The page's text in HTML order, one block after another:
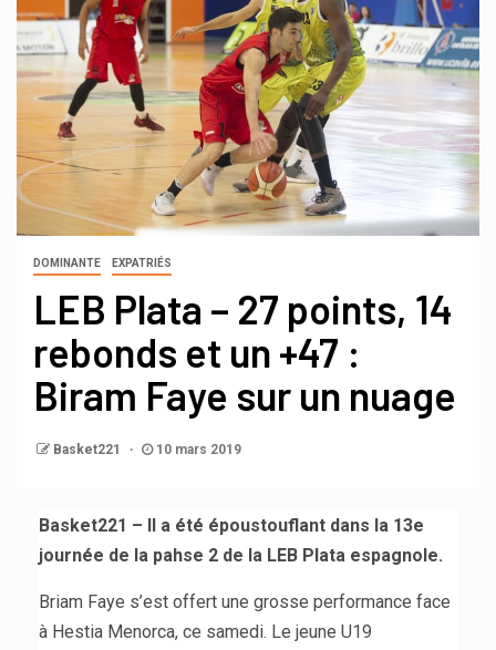
DOMINANTE EXPATRIÉS
LEB Plata – 27 points, 14
rebonds et un +47 :
Biram Faye sur un nuage
Basket221 10 mars 2019
Basket221 – Il a été époustouflant dans la 13e
journée de la pahse 2 de la LEB Plata espagnole.
Briam Faye s’est offert une grosse performance face
à Hestia Menorca, ce samedi. Le jeune U19